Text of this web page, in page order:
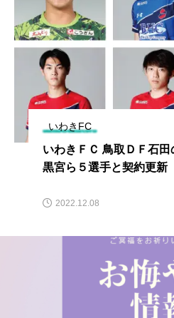
いわきFC
いわきＦＣ 鳥取ＤＦ石田
黒宮ら５選手と契約更新
2022.12.08